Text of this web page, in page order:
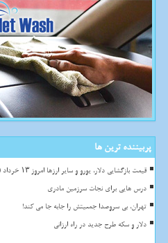
پربیننده ترین ها
قیمت بازگشایی دلار، یورو و سایر ارزها امروز ۱۳ خرداد ۱۴۰۵ به همراه جدول
درس هایی برای نجات سرزمین مادری
تهران، بی سروصدا جمعیتش را جابه جا می کند!
دلار و سکه طرح جدید در راه ارزانی